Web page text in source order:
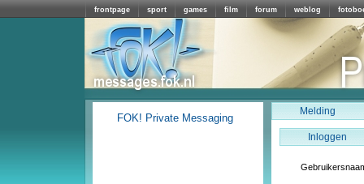
frontpage sport games film forum weblog
Melding
Inloggen
FOK! Private Messaging